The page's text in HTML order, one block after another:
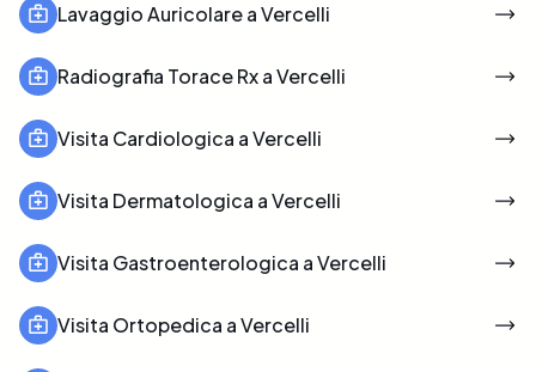
Lavaggio Auricolare a Vercelli
Radiografia Torace Rx a Vercelli
Visita Cardiologica a Vercelli
Visita Dermatologica a Vercelli
Visita Gastroenterologica a Vercelli
Visita Ortopedica a Vercelli